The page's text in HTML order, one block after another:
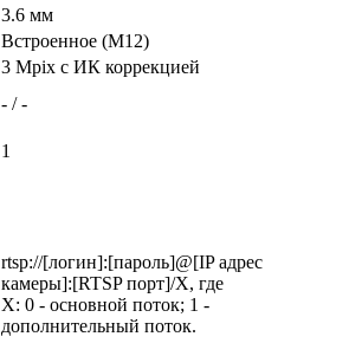
3.6 мм
Встроенное (М12)
3 Mpix c ИК коррекцией
- / -
1
rtsp://[логин]:[пароль]@[IP адрес
камеры]:[RTSP порт]/X, где
X: 0 - основной поток; 1 -
дополнительный поток.